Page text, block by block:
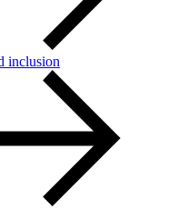
inclusion